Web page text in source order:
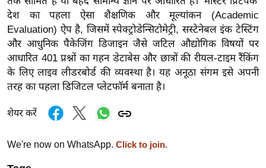
ज
ग
त
बॉ
ली
वु
हॉ
वु
ड
देश का पहला ऐसा शैक्षणिक और मूल्यांकन (Academic
Evaluation) ऐप है, जिसमें स्पेक्ट्रोडेन्सिटोमेट्री, सस्टेनेबल इंक टेस्टिंग
और आधुनिक पैकेजिंग डिजाइन जैसे जटिल औद्योगिक विषयों पर
आधारित 401 प्रश्नों का गहन डेटाबेस और छात्रों की रीयल-टाइम रैंकिंग
के लिए लाइव लीडरबोर्ड की व्यवस्था है। यह अनूठा संगम इसे अपनी
तरह का पहला डिजिटल प्लेटफॉर्म बनाता है।
शेयर करें
We're now on WhatsApp. Click to join.